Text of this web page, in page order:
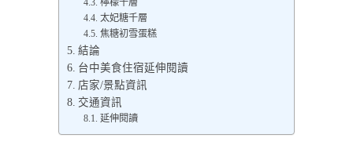
檸檬千層
太妃糖千層
焦糖初雪蛋糕
結論
台中美食住宿延伸閱讀
店家/景點資訊
交通資訊
延伸閱讀